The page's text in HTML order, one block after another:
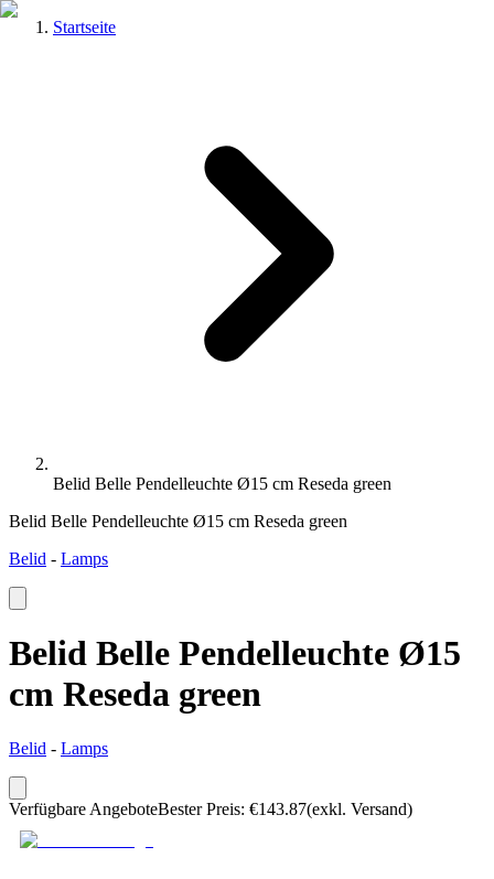
Startseite
Belid Belle Pendelleuchte Ø15 cm Reseda green
Belid Belle Pendelleuchte Ø15 cm Reseda green
Belid - Lamps
Belid Belle Pendelleuchte Ø15
cm Reseda green
Belid - Lamps
Verfügbare AngeboteBester Preis: €143.87(exkl. Versand)